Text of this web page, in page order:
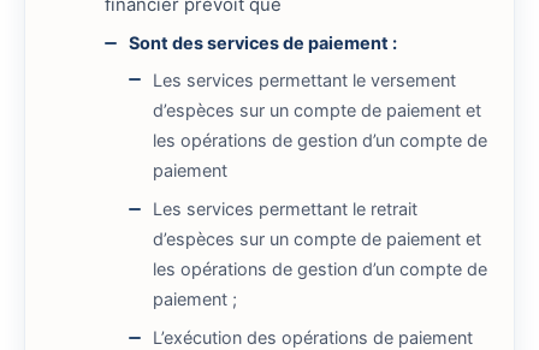
financier prévoit que
Sont des services de paiement :
Les services permettant le versement
d’espèces sur un compte de paiement et
les opérations de gestion d’un compte de
paiement
Les services permettant le retrait
d’espèces sur un compte de paiement et
les opérations de gestion d’un compte de
paiement ;
L’exécution des opérations de paiement